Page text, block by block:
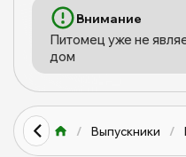
Внимание
Питомец уже не
дом
/ Выпускники /